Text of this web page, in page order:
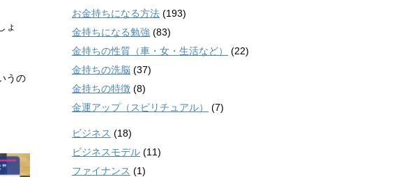
ょ
うの
お金持ちになる方法 (193)
金持ちになる勉強 (83)
金持ちの性質（車・女・生活など）
(22)
金持ちの洗脳 (37)
金持ちの特徴 (8)
金運アップ（スピリチュアル）
(7)
ビジネス (18)
ビジネスモデル (11)
ファイナンス (1)